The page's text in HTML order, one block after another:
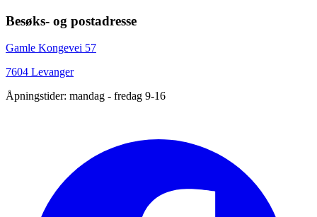
Besøks- og postadresse
Gamle Kongevei 57
7604 Levanger
Åpningstider: mandag - fredag 9-16